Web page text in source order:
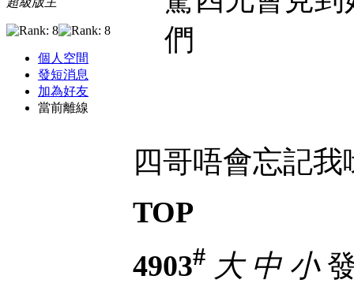
個人空間
發短消息
加為好友
當前離線
們
四哥唔會忘記我
TOP
4903# 大 中 小